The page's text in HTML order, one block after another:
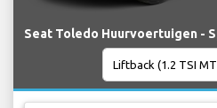
Seat Toledo Huurvoertuigen -